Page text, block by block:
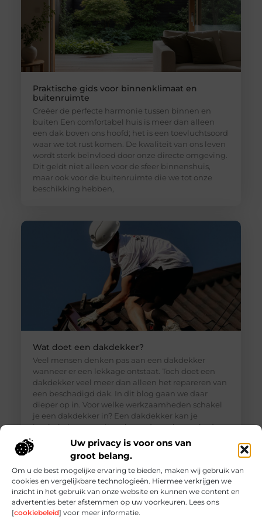
Uw privacy is voor ons van
groot belang.
Om u de best mogelijke ervaring te bieden, maken wij gebruik van
cookies en vergelijkbare technologieën. Hiermee verkrijgen we
inzicht in het gebruik van onze website en kunnen we content en
advertenties beter afstemmen op uw voorkeuren. Lees ons
[cookiebeleid] voor meer informatie.
Praktische gids voor binnenklimaat en
buitenruimte
Creëer de perfecte harmonie tussen binnen en
buiten Een comfortabel huis is meer dan alleen
een dak boven ons hoofd; het is een toevluchtsoord
waar we tot rust komen. De kwaliteit van ons leven
wordt sterk beïnvloed door onze directe omgeving.
Dit geldt niet alleen voor de sfeer binnenshuis,
maar ook voor de buitenruimte die we tot onze
beschikking hebben,
Wat doet een dakdekker?
Veel mensen denken pas aan een dakdekker
wanneer er een lekkage ontstaat. Toch doet een
dakdekker veel meer dan alleen het repareren van
een beschadigd dak. In dit blog gaan we daar
dieper op in. Voor welke werkzaamheden schakel
je een dakdekker in? Een dakdekker kan je
inschakelen voor uiteenlopende werkzaamheden,
zoals: · Het opsporen en repareren